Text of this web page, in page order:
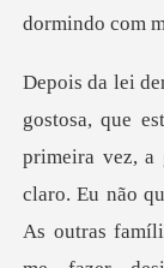
z, a
claro. Eu não
As outras